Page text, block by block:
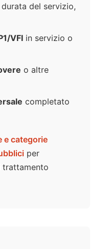
del servizio,
VFI in servizio o
o altre
completato
e categorie
per